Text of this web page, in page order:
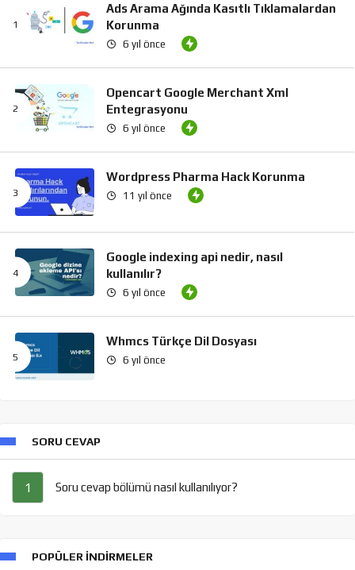
Ads Arama Ağında Kasıtlı Tıklamalardan
Korunma
6 yıl önce
Opencart Google Merchant Xml
Entegrasyonu
6 yıl önce
Wordpress Pharma Hack Korunma
11 yıl önce
Google indexing api nedir, nasıl
kullanılır?
6 yıl önce
Whmcs Türkçe Dil Dosyası
6 yıl önce
SORU CEVAP
1 Soru cevap bölümü nasıl kullanılıyor?
POPÜLER İNDIRMELER